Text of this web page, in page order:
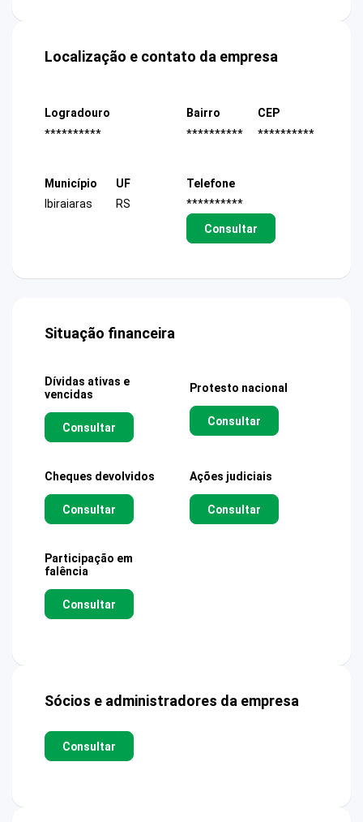
Localização e contato da empresa
Logradouro
**********
Bairro
**********
CEP
**********
Município
Ibiraiaras
UF
RS
Telefone
**********
Consultar
Situação financeira
Dívidas ativas e
vencidas
Consultar
Protesto nacional
Consultar
Cheques devolvidos
Consultar
Ações judiciais
Consultar
Participação em
falência
Consultar
Sócios e administradores da empresa
Consultar